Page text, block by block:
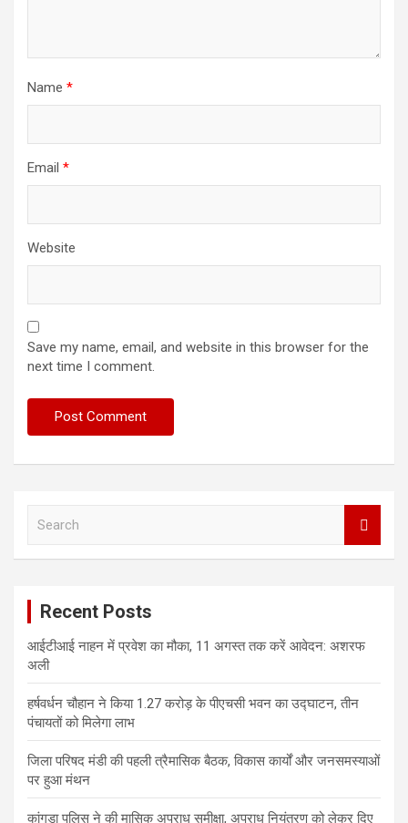
Name *
Email *
Website
Save my name, email, and website in this browser for the
next time I comment.
Recent Posts
आईटीआई नाहन में प्रवेश का मौका, 11 अगस्त तक करें आवेदन: अशरफ
अली
हर्षवर्धन चौहान ने किया 1.27 करोड़ के पीएचसी भवन का उद्घाटन, तीन
पंचायतों को मिलेगा लाभ
जिला परिषद मंडी की पहली त्रैमासिक बैठक, विकास कार्यों और जनसमस्याओं
पर हुआ मंथन
कांगड़ा पुलिस ने की मासिक अपराध समीक्षा, अपराध नियंत्रण को लेकर दिए